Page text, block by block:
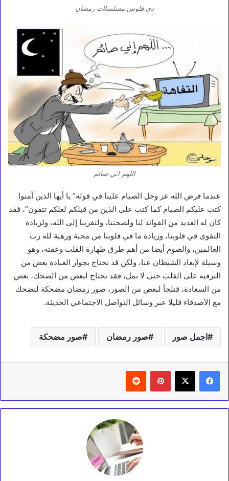
دي فلوس مسلسلات رمضان
اللهم اني صائم
عندما فرض الله عز وجل الصيام علينا في قوله” يا أيها الذين آمنوا
كتب عليكم الصيام كما كتب على الذين من قبلكم لعلكم تتقون”، فقد
كان له العديد من الفوائد لنا ولصحتنا، ولتقربنا إلى الله، ولزيادة
التقوى في قلوبنا، وزيادة ما في قلوبنا من محبة ورهبة لله رب
العالمين، والصوم أيضا من أهم طرق طهارة القلب وعفته، وهو
وسيلة لإبعاد الشيطان عنا، ولكن قد نحتاج بجوار العبادة بعض من
الترفيه على القلب حتى لا نمل، فقد نحتاج لبعض من الضحك، بعض
من السعادة، فنلجأ لبعض من الصور، صور رمضان مضحكة لنضحك
مع الأصدقاء قليلا عبر وسائل التواصل الاجتماعي الحديثة.
اجمل صور صور رمضان صور مضحكة
بينتيريست